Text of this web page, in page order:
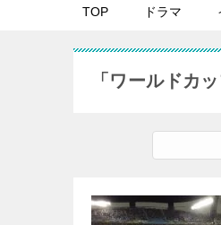
TOP ドラマ
「ワールドカ